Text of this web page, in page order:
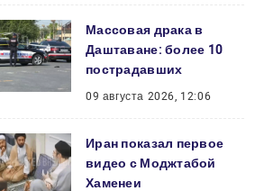
Массовая драка в
Даштаване: более 10
пострадавших
09 августа 2026, 12:06
Иран показал первое
видео с Моджтабой
Хаменеи